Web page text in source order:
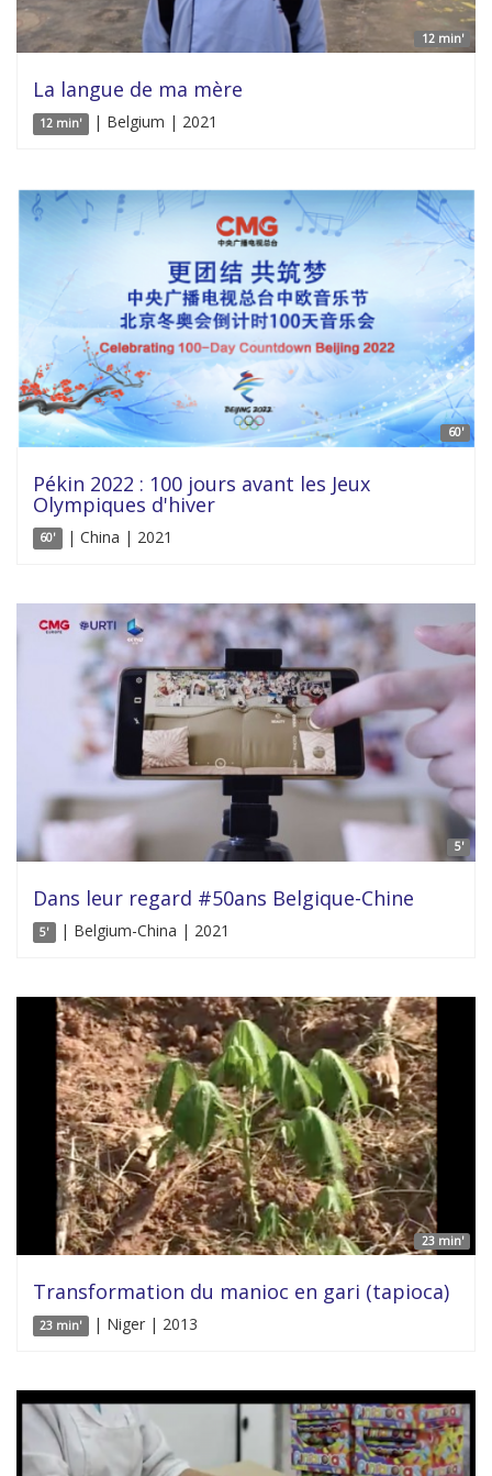
12 min'
La langue de ma mère
12 min' | Belgium | 2021
60'
Pékin 2022 : 100 jours avant les Jeux
Olympiques d'hiver
60' | China | 2021
5'
Dans leur regard #50ans Belgique-Chine
5' | Belgium-China | 2021
23 min'
Transformation du manioc en gari (tapioca)
23 min' | Niger | 2013